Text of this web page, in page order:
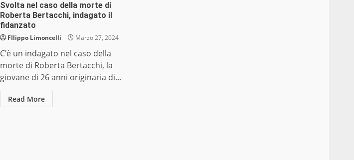
Svolta nel caso della morte di
Roberta Bertacchi, indagato il
fidanzato
FIlippo Limoncelli Marzo 27, 2024
C’è un indagato nel caso della
morte di Roberta Bertacchi, la
giovane di 26 anni originaria di...
Read More